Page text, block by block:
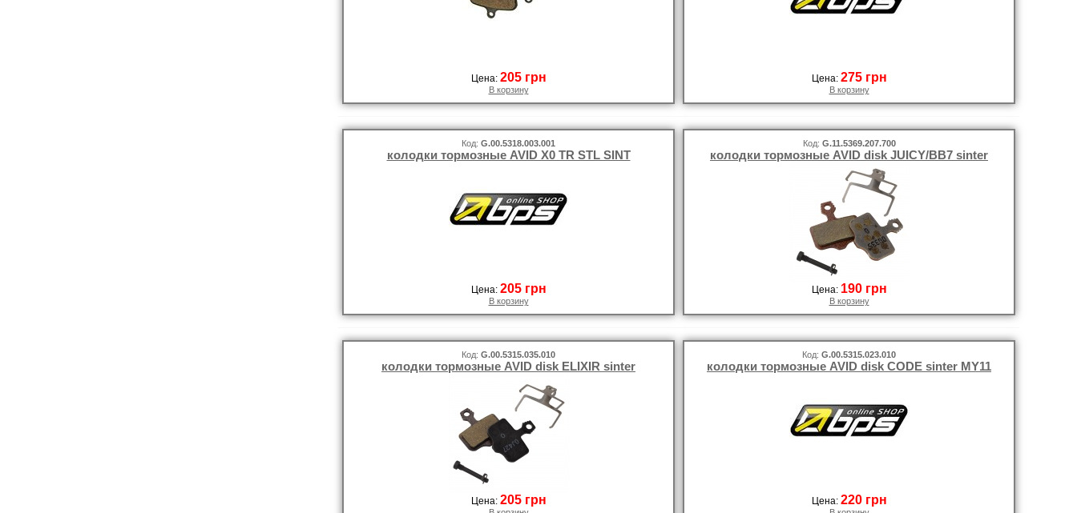
Цена: 205 грн
В корзину
Цена: 275 грн
В корзину
Код: G.00.5318.003.001
колодки тормозные AVID X0 TR STL SINT
Цена: 205 грн
В корзину
Код: G.11.5369.207.700
колодки тормозные AVID disk JUICY/BB7 sinter
Цена: 190 грн
В корзину
Код: G.00.5315.035.010
колодки тормозные AVID disk ELIXIR sinter
Цена: 205 грн
Код: G.00.5315.023.010
колодки тормозные AVID disk CODE sinter MY11
Цена: 220 грн